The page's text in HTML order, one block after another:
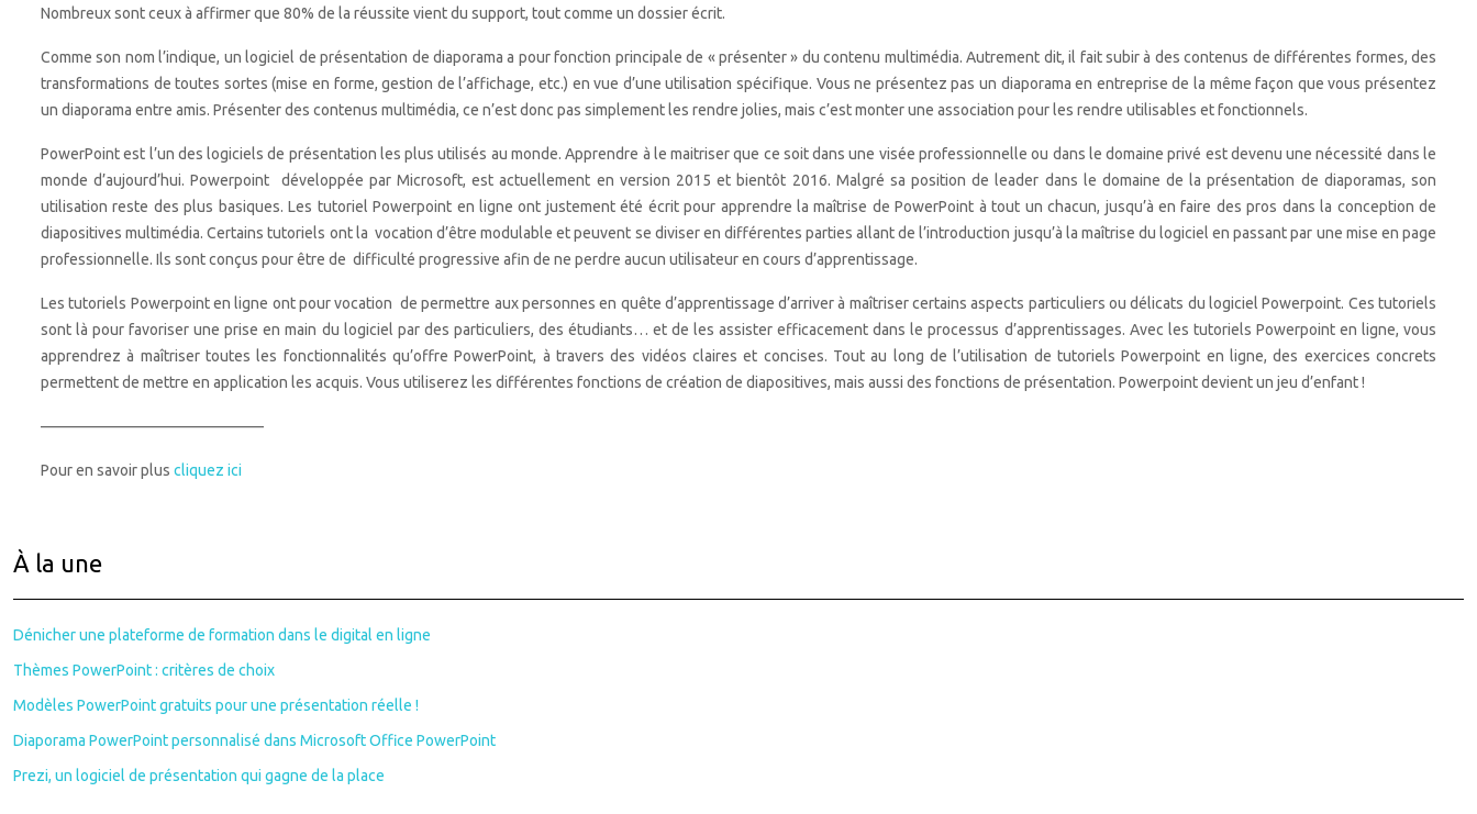
Nombreux sont ceux à affirmer que 80% de la réussite vient du support, tout comme un dossier écrit.
Comme son nom l’indique, un logiciel de présentation de diaporama a pour fonction principale de « présenter » du contenu multimédia. Autrement dit, il fait subir à des contenus de différentes formes, des
transformations de toutes sortes (mise en forme, gestion de l’affichage, etc.) en vue d’une utilisation spécifique. Vous ne présentez pas un diaporama en entreprise de la même façon que vous présentez
un diaporama entre amis. Présenter des contenus multimédia, ce n’est donc pas simplement les rendre jolies, mais c’est monter une association pour les rendre utilisables et fonctionnels.
PowerPoint est l’un des logiciels de présentation les plus utilisés au monde. Apprendre à le maitriser que ce soit dans une visée professionnelle ou dans le domaine privé est devenu une nécessité dans le
monde d’aujourd’hui. Powerpoint développée par Microsoft, est actuellement en version 2015 et bientôt 2016. Malgré sa position de leader dans le domaine de la présentation de diaporamas, son
utilisation reste des plus basiques. Les tutoriel Powerpoint en ligne ont justement été écrit pour apprendre la maîtrise de PowerPoint à tout un chacun, jusqu’à en faire des pros dans la conception de
diapositives multimédia. Certains tutoriels ont la vocation d’être modulable et peuvent se diviser en différentes parties allant de l’introduction jusqu’à la maîtrise du logiciel en passant par une mise en page
professionnelle. Ils sont conçus pour être de difficulté progressive afin de ne perdre aucun utilisateur en cours d’apprentissage.
Les tutoriels Powerpoint en ligne ont pour vocation de permettre aux personnes en quête d’apprentissage d’arriver à maîtriser certains aspects particuliers ou délicats du logiciel Powerpoint. Ces tutoriels
sont là pour favoriser une prise en main du logiciel par des particuliers, des étudiants… et de les assister efficacement dans le processus d’apprentissages. Avec les tutoriels Powerpoint en ligne, vous
apprendrez à maîtriser toutes les fonctionnalités qu’offre PowerPoint, à travers des vidéos claires et concises. Tout au long de l’utilisation de tutoriels Powerpoint en ligne, des exercices concrets
permettent de mettre en application les acquis. Vous utiliserez les différentes fonctions de création de diapositives, mais aussi des fonctions de présentation. Powerpoint devient un jeu d’enfant !
——————————————–
Pour en savoir plus cliquez ici
À la une
Dénicher une plateforme de formation dans le digital en ligne
Thèmes PowerPoint : critères de choix
Modèles PowerPoint gratuits pour une présentation réelle !
Diaporama PowerPoint personnalisé dans Microsoft Office PowerPoint
Prezi, un logiciel de présentation qui gagne de la place